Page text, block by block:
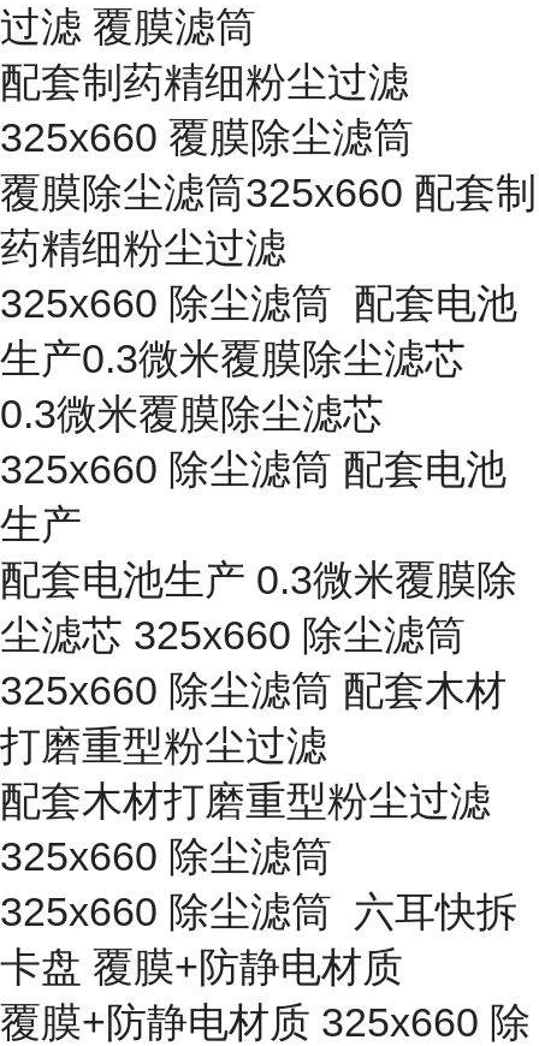
过滤 覆膜滤筒
配套制药精细粉尘过滤
325x660 覆膜除尘滤筒
覆膜除尘滤筒325x660 配套制
药精细粉尘过滤
325x660 除尘滤筒 配套电池
生产0.3微米覆膜除尘滤芯
0.3微米覆膜除尘滤芯
325x660 除尘滤筒 配套电池
生产
配套电池生产 0.3微米覆膜除
尘滤芯 325x660 除尘滤筒
325x660 除尘滤筒 配套木材
打磨重型粉尘过滤
配套木材打磨重型粉尘过滤
325x660 除尘滤筒
325x660 除尘滤筒 六耳快拆
卡盘 覆膜+防静电材质
覆膜+防静电材质 325x660 除